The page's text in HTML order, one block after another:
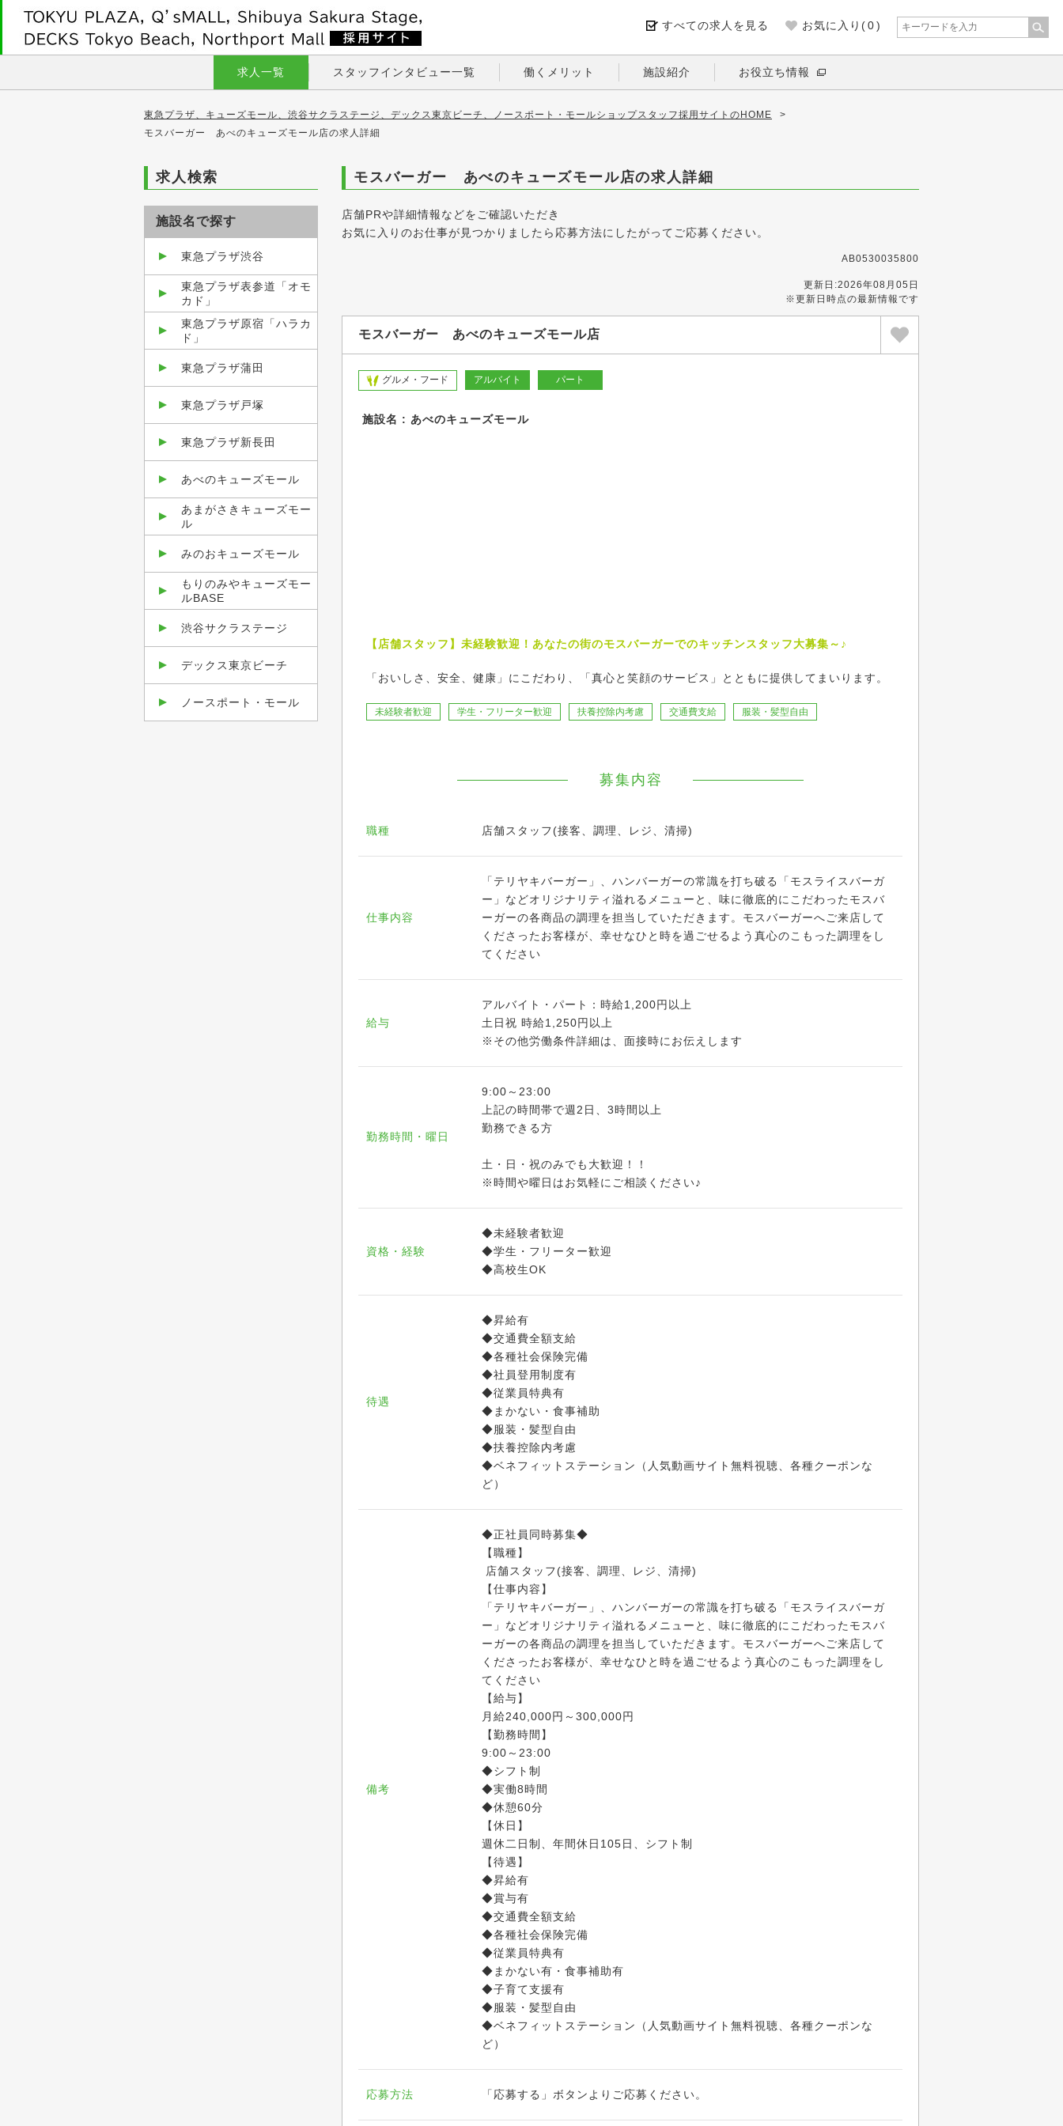
すべての求人を見る お気に入り(0)
求人一覧 スタッフインタビュー一覧 働くメリット 施設紹介 お役立ち情報
東急プラザ、キューズモール、渋谷サクラステージ、デックス東京ビーチ、ノースポート・モールショップスタッフ採用サイトのHOME
>
モスバーガー あべのキューズモール店の求人詳細
求人検索
施設名で探す
東急プラザ渋谷
東急プラザ表参道「オモ
カド」
東急プラザ原宿「ハラカ
ド」
東急プラザ蒲田
東急プラザ戸塚
東急プラザ新長田
あべのキューズモール
あまがさきキューズモー
ル
みのおキューズモール
もりのみやキューズモー
ルBASE
渋谷サクラステージ
デックス東京ビーチ
ノースポート・モール
モスバーガー あべのキューズモール店の求人詳細
店舗PRや詳細情報などをご確認いただき
お気に入りのお仕事が見つかりましたら応募方法にしたがってご応募ください。
AB0530035800
更新日:2026年08月05日
※更新日時点の最新情報です
モスバーガー あべのキューズモール店
グルメ・フード アルバイト パート
施設名 : あべのキューズモール
【店舗スタッフ】未経験歓迎！あなたの街のモスバーガーでのキッチンスタッフ大募集～♪
「おいしさ、安全、健康」にこだわり、「真心と笑顔のサービス」とともに提供してまいります。
未経験者歓迎 学生・フリーター歓迎 扶養控除内考慮 交通費支給 服装・髪型自由
募集内容
職種 店舗スタッフ(接客、調理、レジ、清掃)
仕事内容
「テリヤキバーガー」、ハンバーガーの常識を打ち破る「モスライスバーガ
ー」などオリジナリティ溢れるメニューと、味に徹底的にこだわったモスバ
ーガーの各商品の調理を担当していただきます。モスバーガーへご来店して
くださったお客様が、幸せなひと時を過ごせるよう真心のこもった調理をし
てください
給与
アルバイト・パート：時給1,200円以上
土日祝 時給1,250円以上
※その他労働条件詳細は、面接時にお伝えします
勤務時間・曜日
9:00～23:00
上記の時間帯で週2日、3時間以上
勤務できる方
土・日・祝のみでも大歓迎！！
※時間や曜日はお気軽にご相談ください♪
資格・経験
◆未経験者歓迎
◆学生・フリーター歓迎
◆高校生OK
待遇
◆昇給有
◆交通費全額支給
◆各種社会保険完備
◆社員登用制度有
◆従業員特典有
◆まかない・食事補助
◆服装・髪型自由
◆扶養控除内考慮
◆ベネフィットステーション（人気動画サイト無料視聴、各種クーポンな
ど）
備考
◆正社員同時募集◆
【職種】
店舗スタッフ(接客、調理、レジ、清掃)
【仕事内容】
「テリヤキバーガー」、ハンバーガーの常識を打ち破る「モスライスバーガ
ー」などオリジナリティ溢れるメニューと、味に徹底的にこだわったモスバ
ーガーの各商品の調理を担当していただきます。モスバーガーへご来店して
くださったお客様が、幸せなひと時を過ごせるよう真心のこもった調理をし
てください
【給与】
月給240,000円～300,000円
【勤務時間】
9:00～23:00
◆シフト制
◆実働8時間
◆休憩60分
【休日】
週休二日制、年間休日105日、シフト制
【待遇】
◆昇給有
◆賞与有
◆交通費全額支給
◆各種社会保険完備
◆従業員特典有
◆まかない有・食事補助有
◆子育て支援有
◆服装・髪型自由
◆ベネフィットステーション（人気動画サイト無料視聴、各種クーポンな
ど）
応募方法 「応募する」ボタンよりご応募ください。